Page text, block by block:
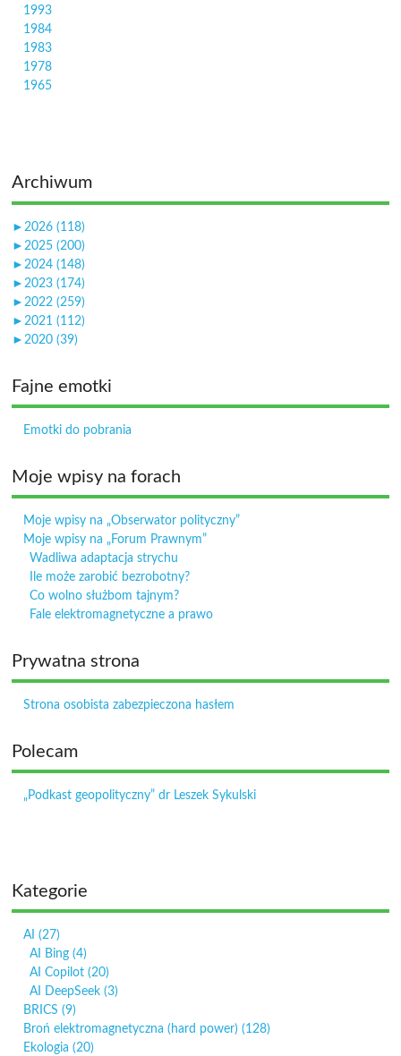
1993
1984
1983
1978
1965
Archiwum
►2026 (118)
►2025 (200)
►2024 (148)
►2023 (174)
►2022 (259)
►2021 (112)
►2020 (39)
Fajne emotki
Emotki do pobrania
Moje wpisy na forach
Moje wpisy na „Obserwator polityczny”
Moje wpisy na „Forum Prawnym”
Wadliwa adaptacja strychu
Ile może zarobić bezrobotny?
Co wolno służbom tajnym?
Fale elektromagnetyczne a prawo
Prywatna strona
Strona osobista zabezpieczona hasłem
Polecam
„Podkast geopolityczny” dr Leszek Sykulski
Kategorie
AI (27)
AI Bing (4)
AI Copilot (20)
AI DeepSeek (3)
BRICS (9)
Broń elektromagnetyczna (hard power) (128)
Ekologia (20)